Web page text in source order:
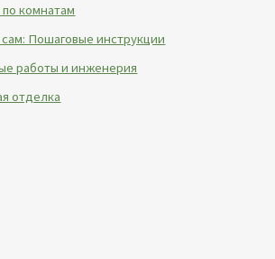
комнатам
Пошаговые инструкции
работы и инженерия
отделка